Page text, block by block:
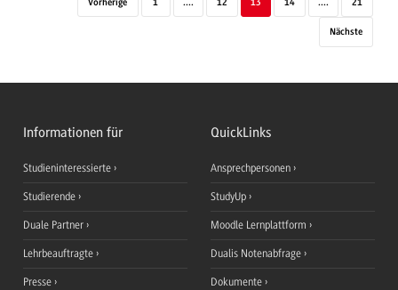
Vorherige 1 .... 12 13 14 .... 21
Nächste
Informationen für
Studieninteressierte
Studierende
Duale Partner
Lehrbeauftragte
Presse
QuickLinks
Ansprechpersonen
StudyUp
Moodle Lernplattform
Dualis Notenabfrage
Dokumente